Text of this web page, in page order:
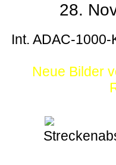
28.
Int. ADAC-
Neue Bilder